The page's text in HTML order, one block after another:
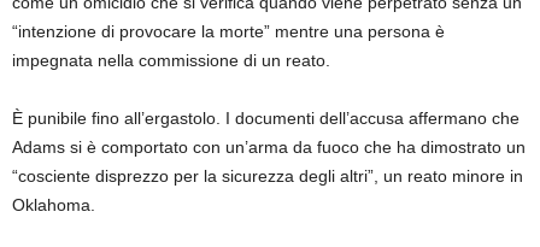
“intenzione di provocare la morte” mentre una persona è
impegnata nella commissione di un reato.
È punibile fino all’ergastolo. I documenti dell’accusa affermano che
Adams si è comportato con un’arma da fuoco che ha dimostrato un
“cosciente disprezzo per la sicurezza degli altri”, un reato minore in
Oklahoma.